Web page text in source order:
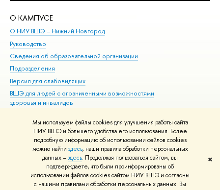
Мы используем файлы cookies для улучшения работы сайта
НИУ ВШЭ и большего удобства его использования. Более
подробную информацию об использовании файлов cookies
можно найти здесь, наши правила обработки персональных
данных –здесь. Продолжая пользоваться сайтом, вы
подтверждаете, что были проинформированы об
использовании файлов cookies сайтом НИУ ВШЭ и согласны
с нашими правилами обработки персональных данных. Вы
✖
О КАМПУСЕ
О НИУ ВШЭ – Нижний Новгород
Руководство
Сведения об образовательной организации
Подразделения
Версия для слабовидящих
ВШЭ для людей с ограниченными возможностями
здоровья и инвалидов
© НИУ ВШЭ 1993–2026 Адреса и контакты Условия использования
материалов Политика конфиденциальности Карта сайта